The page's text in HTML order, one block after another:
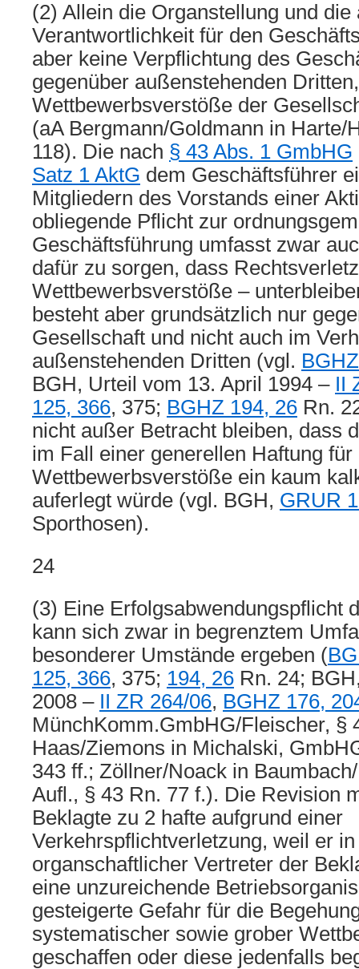
(2) Allein die Organstellung und die
Verantwortlichkeit für den
aber keine Verpflichtung des
gegenüber außenstehenden Dritten,
Wettbewerbsverstöße der
(aA Bergmann/Goldmann in Harte/
118). Die nach § 43 Abs. 1 GmbHG
Satz 1 AktG dem Geschäftsführer
Mitgliedern des Vorstands einer
obliegende Pflicht zur
Geschäftsführung umfasst zwar
dafür zu sorgen, dass
Wettbewerbsverstöße –
besteht aber grundsätzlich nur
Gesellschaft und nicht auch im
außenstehenden Dritten (vgl.
BGH, Urteil vom 13. April 1994 – II
125, 366, 375; BGHZ 194, 26 Rn.
nicht außer Betracht bleiben, dass
im Fall einer generellen Haftung für
Wettbewerbsverstöße ein kaum
auferlegt würde (vgl. BGH, GRUR
Sporthosen).
24
(3) Eine Erfolgsabwendungspflicht
kann sich zwar in begrenztem
besonderer Umstände ergeben (
125, 366, 375; 194, 26 Rn. 24;
2008 – II ZR 264/06, BGHZ 176,
MünchKomm.GmbHG/Fleischer, §
Haas/Ziemons in Michalski,
343 ff.; Zöllner/Noack in
Aufl., § 43 Rn. 77 f.). Die Revision
Beklagte zu 2 hafte aufgrund einer
Verkehrspflichtverletzung, weil er
organschaftlicher Vertreter der
eine unzureichende
gesteigerte Gefahr für die
systematischer sowie grober
geschaffen oder diese jedenfalls